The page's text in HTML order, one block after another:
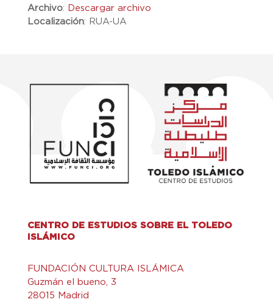
Archivo: Descargar archivo
Localización: RUA-UA
CENTRO DE ESTUDIOS SOBRE EL TOLEDO
ISLÁMICO
FUNDACIÓN CULTURA ISLÁMICA
Guzmán el bueno, 3
28015 Madrid